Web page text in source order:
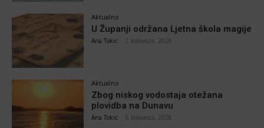
Aktualno
U Županji održana Ljetna škola magije
Ana Tokić 7 kolovoza, 2026
Aktualno
Zbog niskog vodostaja otežana
plovidba na Dunavu
Ana Tokić 6 kolovoza, 2026